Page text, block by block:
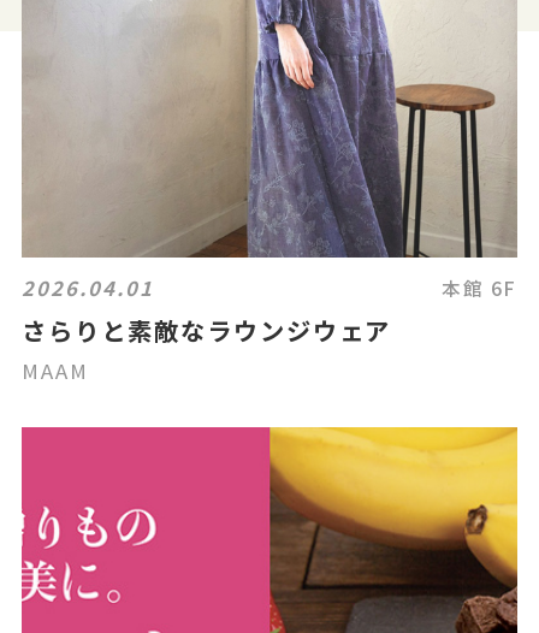
2026.04.01 本館 6F
さらりと素敵なラウンジウェア
MAAM